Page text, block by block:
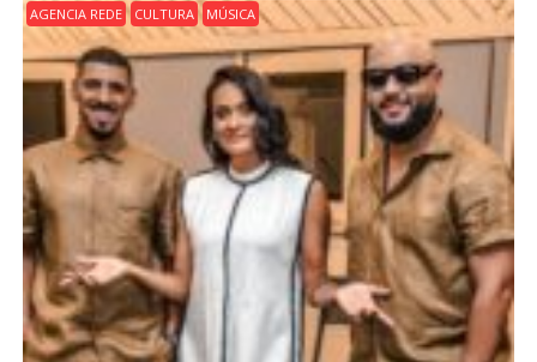
AGENCIA REDE CULTURA MÚSICA